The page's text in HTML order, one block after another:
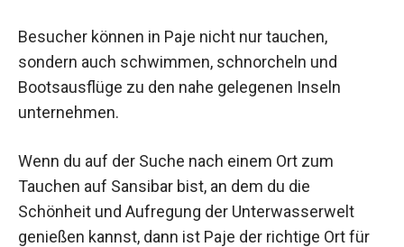
Besucher können in Paje nicht nur tauchen,
sondern auch schwimmen, schnorcheln und
Bootsausflüge zu den nahe gelegenen Inseln
unternehmen.
Wenn du auf der Suche nach einem Ort zum
Tauchen auf Sansibar bist, an dem du die
Schönheit und Aufregung der Unterwasserwelt
genießen kannst, dann ist Paje der richtige Ort für